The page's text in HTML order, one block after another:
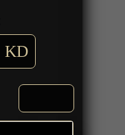
KD